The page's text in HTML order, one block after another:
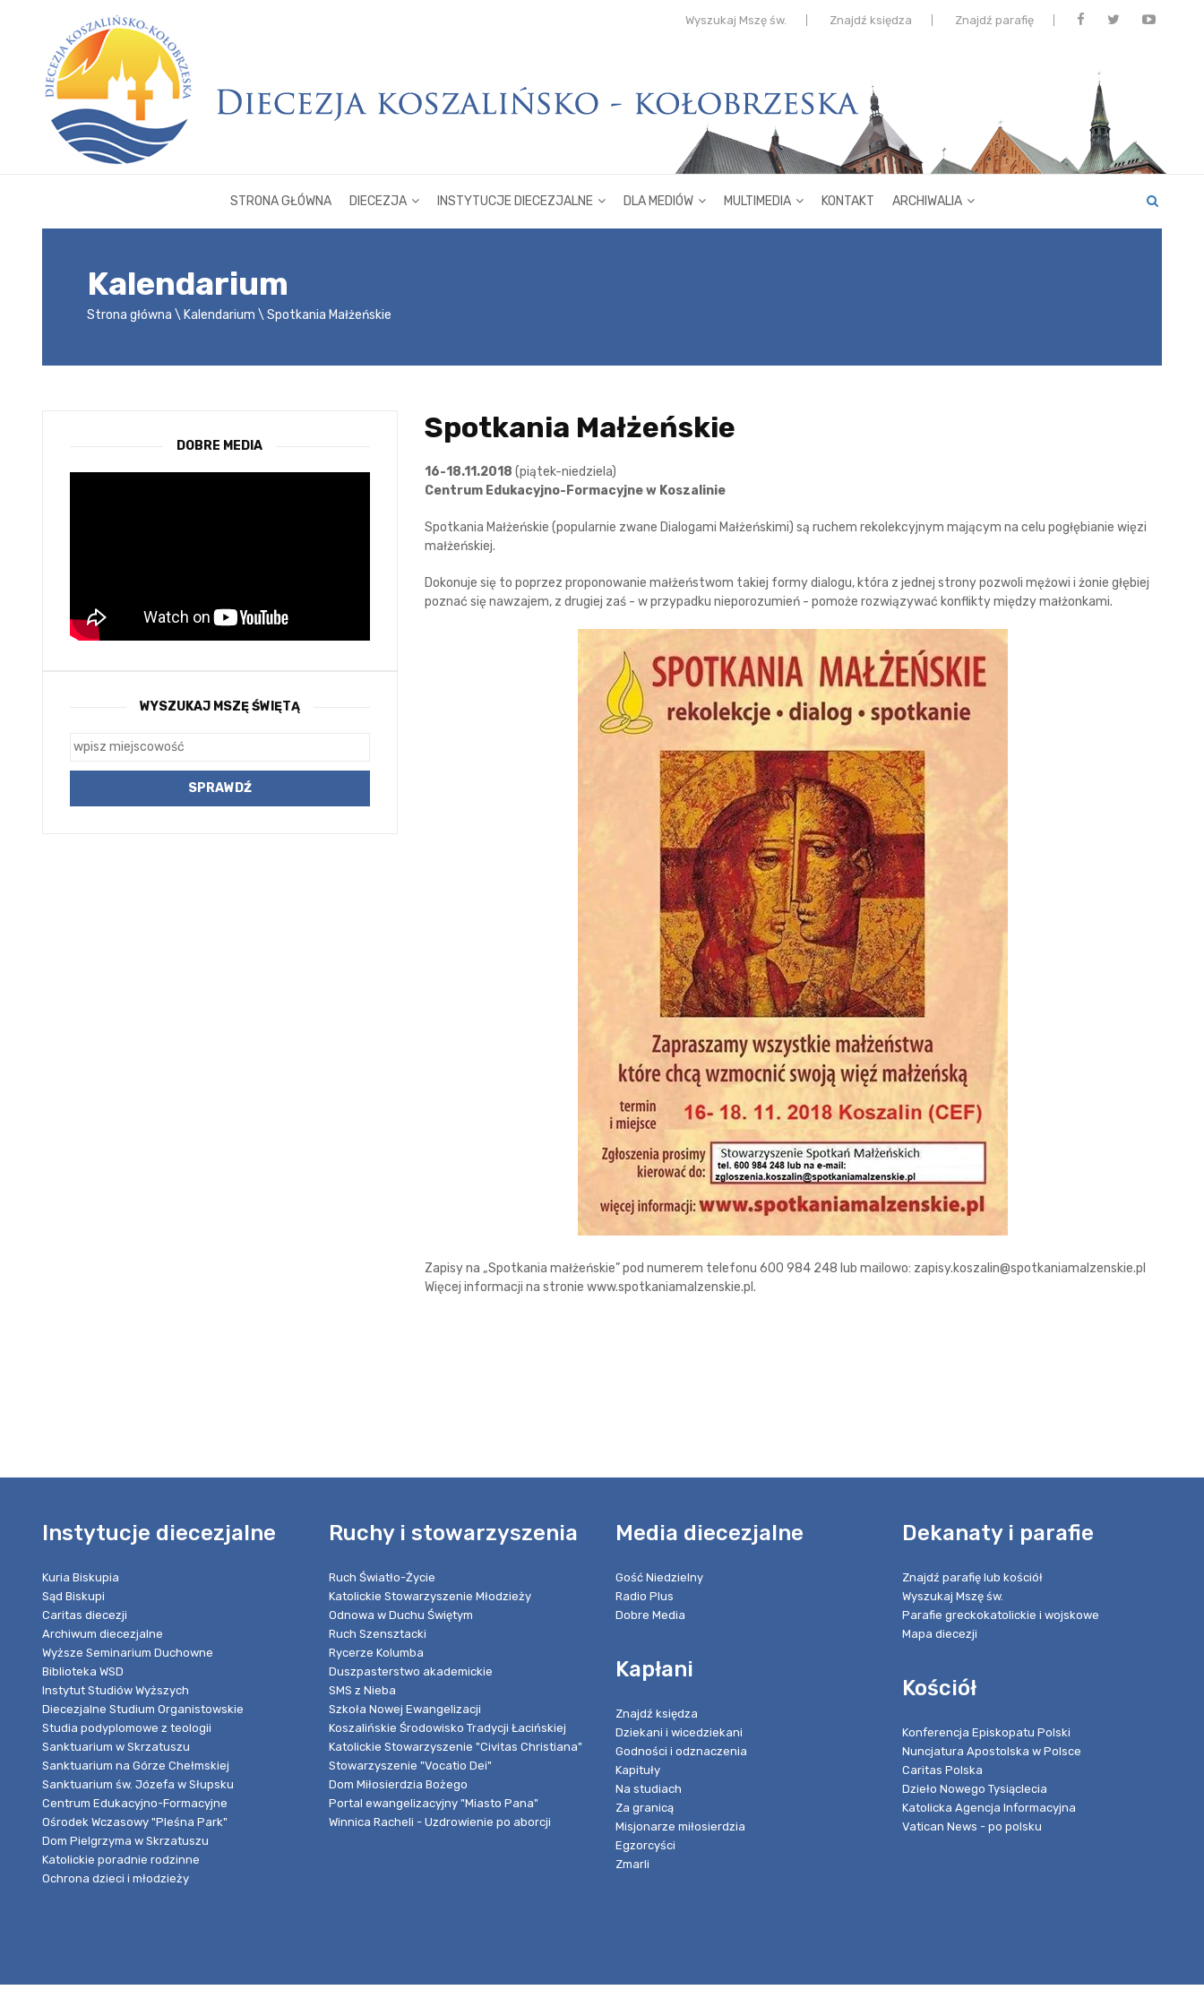
Wyszukaj Mszę św. Znajdź księdza Znajdź parafię
STRONA GŁÓWNA DIECEZJA INSTYTUCJE DIECEZJALNE DLA MEDIÓW MULTIMEDIA KONTAKT ARCHIWALIA
Kalendarium
Strona główna Kalendarium Spotkania Małżeńskie
Spotkania Małżeńskie
16-18.11.2018 (piątek-niedziela)
Centrum Edukacyjno-Formacyjne w Koszalinie
Spotkania Małżeńskie (popularnie zwane Dialogami Małżeńskimi) są ruchem rekolekcyjnym mającym na celu pogłębianie więzi
małżeńskiej.
Dokonuje się to poprzez proponowanie małżeństwom takiej formy dialogu, która z jednej strony pozwoli mężowi i żonie głębiej
poznać się nawzajem, z drugiej zaś - w przypadku nieporozumień - pomoże rozwiązywać konflikty między małżonkami.
Zapisy na „Spotkania małżeńskie” pod numerem telefonu 600 984 248 lub mailowo: zapisy.koszalin@spotkaniamalzenskie.pl
Więcej informacji na stronie www.spotkaniamalzenskie.pl.
DOBRE MEDIA
WYSZUKAJ MSZĘ ŚWIĘTĄ
Instytucje diecezjalne
Kuria Biskupia
Sąd Biskupi
Caritas diecezji
Archiwum diecezjalne
Wyższe Seminarium Duchowne
Biblioteka WSD
Instytut Studiów Wyższych
Diecezjalne Studium Organistowskie
Studia podyplomowe z teologii
Sanktuarium w Skrzatuszu
Sanktuarium na Górze Chełmskiej
Sanktuarium św. Józefa w Słupsku
Centrum Edukacyjno-Formacyjne
Ośrodek Wczasowy "Pleśna Park"
Dom Pielgrzyma w Skrzatuszu
Katolickie poradnie rodzinne
Ochrona dzieci i młodzieży
Ruchy i stowarzyszenia
Ruch Światło-Życie
Katolickie Stowarzyszenie Młodzieży
Odnowa w Duchu Świętym
Ruch Szensztacki
Rycerze Kolumba
Duszpasterstwo akademickie
SMS z Nieba
Szkoła Nowej Ewangelizacji
Koszalińskie Środowisko Tradycji Łacińskiej
Katolickie Stowarzyszenie "Civitas Christiana"
Stowarzyszenie "Vocatio Dei"
Dom Miłosierdzia Bożego
Portal ewangelizacyjny "Miasto Pana"
Winnica Racheli - Uzdrowienie po aborcji
Media diecezjalne
Gość Niedzielny
Radio Plus
Dobre Media
Kapłani
Znajdź księdza
Dziekani i wicedziekani
Godności i odznaczenia
Kapituły
Na studiach
Za granicą
Misjonarze miłosierdzia
Egzorcyści
Zmarli
Dekanaty i parafie
Znajdź parafię lub kościół
Wyszukaj Mszę św.
Parafie greckokatolickie i wojskowe
Mapa diecezji
Kościół
Konferencja Episkopatu Polski
Nuncjatura Apostolska w Polsce
Caritas Polska
Dzieło Nowego Tysiąclecia
Katolicka Agencja Informacyjna
Vatican News - po polsku